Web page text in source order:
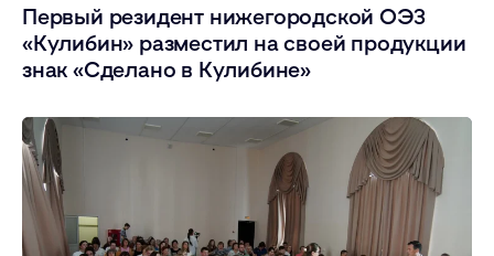
Первый резидент нижегородской ОЭЗ
«Кулибин» разместил на своей продукции
знак «Сделано в Кулибине»